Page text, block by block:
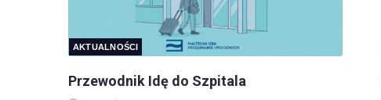
AKTUALNOŚCI
Przewodnik Idę do Szpitala